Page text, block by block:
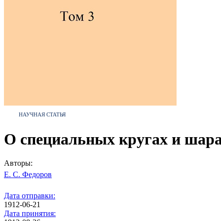
НАУЧНАЯ СТАТЬЯ
О специальных кругах и
Авторы:
Е. С. Федоров
Дата отправки:
1912-06-21
Дата принятия: